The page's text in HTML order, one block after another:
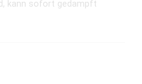
kann sofort gedampft